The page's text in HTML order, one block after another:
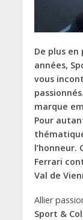
De plus
années,
vous
marque
Pour
l’honneur.
Ferrari
Val de
Allier
Sport &